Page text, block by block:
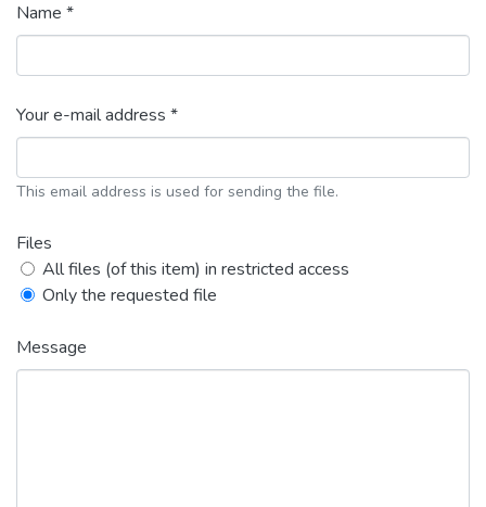
Name *
Your e-mail address *
This email address is used for sending the file.
Files
All files (of this item) in restricted access
Only the requested file
Message